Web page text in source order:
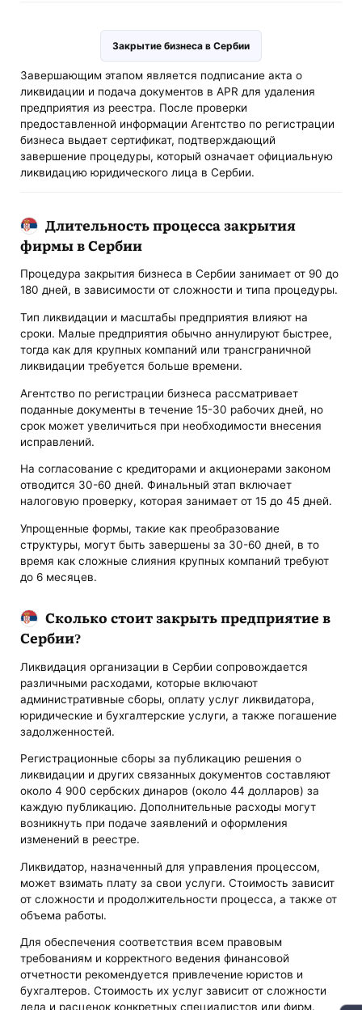
Закрытие бизнеса в Сербии
Завершающим этапом является подписание акта о
ликвидации и подача документов в APR для удаления
предприятия из реестра. После проверки
предоставленной информации Агентство по регистрации
бизнеса выдает сертификат, подтверждающий
завершение процедуры, который означает официальную
ликвидацию юридического лица в Сербии.
Длительность процесса закрытия
фирмы в Сербии
Процедура закрытия бизнеса в Сербии занимает от 90 до
180 дней, в зависимости от сложности и типа процедуры.
Тип ликвидации и масштабы предприятия влияют на
сроки. Малые предприятия обычно аннулируют быстрее,
тогда как для крупных компаний или трансграничной
ликвидации требуется больше времени.
Агентство по регистрации бизнеса рассматривает
поданные документы в течение 15-30 рабочих дней, но
срок может увеличиться при необходимости внесения
исправлений.
На согласование с кредиторами и акционерами законом
отводится 30-60 дней. Финальный этап включает
налоговую проверку, которая занимает от 15 до 45 дней.
Упрощенные формы, такие как преобразование
структуры, могут быть завершены за 30-60 дней, в то
время как сложные слияния крупных компаний требуют
до 6 месяцев.
Сколько стоит закрыть предприятие в
Сербии?
Ликвидация организации в Сербии сопровождается
различными расходами, которые включают
административные сборы, оплату услуг ликвидатора,
юридические и бухгалтерские услуги, а также погашение
задолженностей.
Регистрационные сборы за публикацию решения о
ликвидации и других связанных документов составляют
около 4 900 сербских динаров (около 44 долларов) за
каждую публикацию. Дополнительные расходы могут
возникнуть при подаче заявлений и оформления
изменений в реестре.
Ликвидатор, назначенный для управления процессом,
может взимать плату за свои услуги. Стоимость зависит
от сложности и продолжительности процесса, а также от
объема работы.
Для обеспечения соответствия всем правовым
требованиям и корректного ведения финансовой
отчетности рекомендуется привлечение юристов и
бухгалтеров. Стоимость их услуг зависит от сложности
дела и расценок конкретных специалистов или фирм.